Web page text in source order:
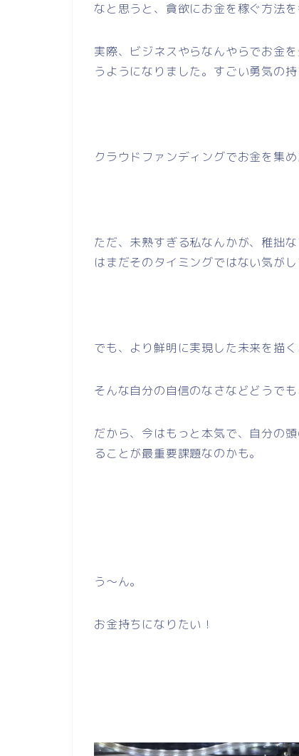
なと思うと、貪欲にお金を稼ぐ方法
実際、ビジネスやらなんやらでお金
うようになりました。すごい勇気の持
クラウドファンディングでお金を集
ただ、未熟すぎる私なんかが、稚拙
はまだそのタイミングではない気がし
でも、より鮮明に実現した未来を描く
そんな自分の自信のなさなどどうでも
だから、今はもっと本気で、自分の
ることが最重要課題なのかも。
う～ん。
お金持ちになりたい！